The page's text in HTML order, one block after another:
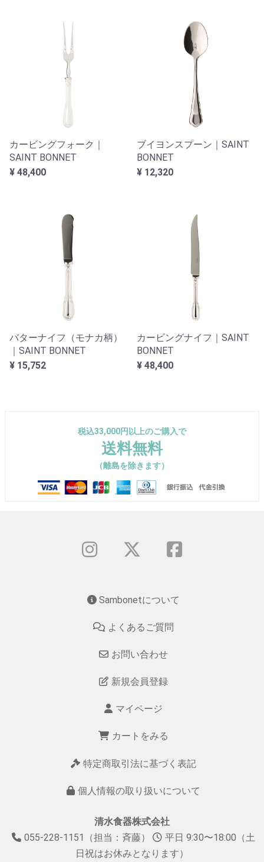
カービングフォーク｜
SAINT BONNET
¥ 48,400
ブイヨンスプーン｜SAINT
BONNET
¥ 12,320
バターナイフ（モナカ柄）
｜SAINT BONNET
¥ 15,752
カービングナイフ｜SAINT
BONNET
¥ 48,400
税込33,000円以上のご購入で
送料無料
（離島を除きます）
Sambonetについて
よくあるご質問
お問い合わせ
新規会員登録
マイページ
カートをみる
特定商取引法に基づく表記
個人情報の取り扱いについて
清水食器株式会社
055-228-1151（担当：斉藤）
平日 9:30〜18:00（土
日祝はお休みとなります）